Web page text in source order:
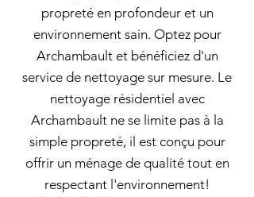
propreté en profondeur et un
environnement sain. Optez pour
Archambault et bénéficiez d'un
service de nettoyage sur mesure. Le
nettoyage résidentiel avec
Archambault ne se limite pas à la
simple propreté, il est conçu pour
offrir un ménage de qualité tout en
respectant l'environnement!